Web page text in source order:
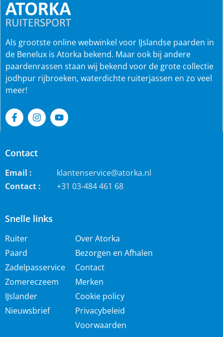
Snelle links
Ruiter
Paard
Zadelpasservice
Zomereczeem
IJslander
Nieuwsbrief
Over Atorka
Bezorgen en Afhalen
Contact
Merken
Cookie policy
Privacybeleid
Voorwaarden
Als grootste online webwinkel voor IJslandse paarden in
de Benelux is Atorka bekend. Maar ook bij andere
paardenrassen staan wij bekend voor de grote collectie
jodhpur rijbroeken, waterdichte ruiterjassen en zo veel
meer!
Contact
Email :
klantenservice@atorka.nl
Contact :
+31 03-484 461 68